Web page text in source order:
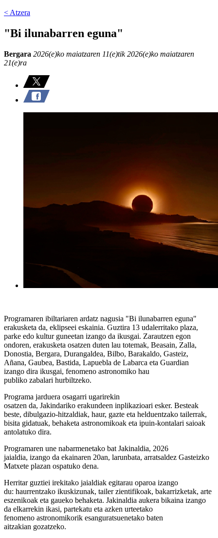
< Atzera
"Bi ilunabarren eguna"
Bergara 2026(e)ko maiatzaren 11(e)tik 2026(e)ko maiatzaren
21(e)ra
Programaren ibiltariaren ardatz nagusia "Bi ilunabarren eguna"
erakusketa da, eklipseei eskainia. Guztira 13 udalerritako plaza,
parke edo kultur guneetan izango da ikusgai. Zarautzen egon
ondoren, erakusketa osatzen duten lau totemak, Beasain, Zalla,
Donostia, Bergara, Durangaldea, Bilbo, Barakaldo, Gasteiz,
Añana, Gaubea, Bastida, Lapuebla de Labarca eta Guardian
izango dira ikusgai, fenomeno astronomiko hau
publiko zabalari hurbiltzeko.
Programa jarduera osagarri ugarirekin
osatzen da, Jakindariko erakundeen inplikazioari esker. Besteak
beste, dibulgazio-hitzaldiak, haur, gazte eta helduentzako tailerrak,
bisita gidatuak, behaketa astronomikoak eta ipuin-kontalari saioak
antolatuko dira.
Programaren une nabarmenetako bat Jakinaldia, 2026
jaialdia, izango da ekainaren 20an, larunbata, arratsaldez Gasteizko
Matxete plazan ospatuko dena.
Herritar guztiei irekitako jaialdiak egitarau oparoa izango
du: haurrentzako ikuskizunak, tailer zientifikoak, bakarrizketak, arte
eszenikoak eta gaueko behaketa. Jakinaldia aukera bikaina izango
da elkarrekin ikasi, partekatu eta azken urteetako
fenomeno astronomikorik esanguratsuenetako baten
aitzakian gozatzeko.